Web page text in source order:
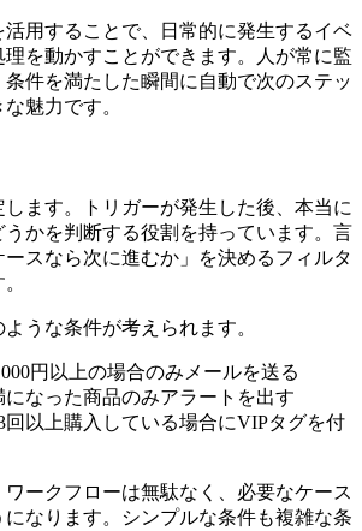
活用することで、日常的に発生するイベ
理を動かすことができます。人が常に監
件を満たした瞬間に自動で次のステッ
魅力です。
ます。トリガーが発生した後、本当に
かを判断する役割を持っています。言
スなら次に進むか」を決めるフィルタ
うな条件が考えられます。
円以上の場合のみメールを送る
になった商品のみアラートを出す
回以上購入している場合にVIPタグを付
ークフローは無駄なく、必要なケース
なります。シンプルな条件も複雑な条